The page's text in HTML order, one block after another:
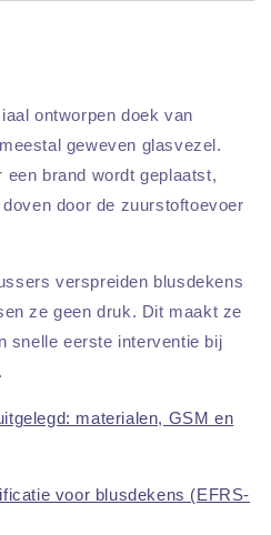
ontworpen doek van
geweven glasvezel.
brand wordt geplaatst,
door de zuurstoftoevoer
verspreiden blusdekens
ze geen druk. Dit maakt ze
snelle eerste interventie bij
materialen, GSM en
voor blusdekens (EFRS-